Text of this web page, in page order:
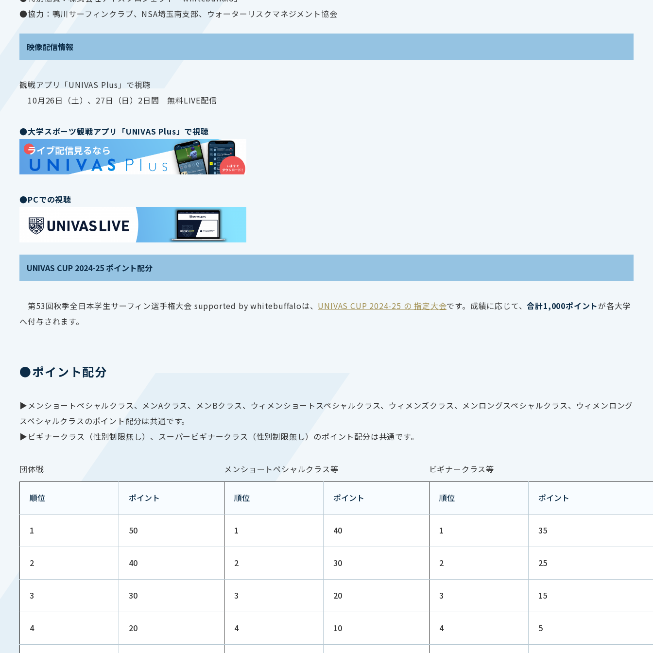
●協力：鴨川サーフィンクラブ、NSA埼玉南支部、ウォーターリスクマネジメント協会
映像配信情報
観戦アプリ「UNIVAS Plus」で視聴
10月26日（土）、27日（日）2日間 無料LIVE配信
●大学スポーツ観戦アプリ「UNIVAS Plus」で視聴
●PCでの視聴
UNIVAS CUP 2024-25 ポイント配分
第53回秋季全日本学生サーフィン選手権大会 supported by whitebuffaloは、 UNIVAS CUP 2024-25 の 指定大会です。成績に応じて、合計1,000ポイントが各大学
へ付与されます。
●ポイント配分
▶メンショートペシャルクラス、メンAクラス、メンBクラス、ウィメンショートスペシャルクラス、ウィメンズクラス、メンロングスペシャルクラス、ウィメンロング
スペシャルクラスのポイント配分は共通です。
▶ビギナークラス（性別制限無し）、スーパービギナークラス（性別制限無し）のポイント配分は共通です。
団体戦
順位 ポイント
1 50
2 40
3 30
4 20
メンショートペシャルクラス等
順位 ポイント
1 40
2 30
3 20
4 10
ビギナークラス等
順位 ポイント
1 35
2 25
3 15
4 5